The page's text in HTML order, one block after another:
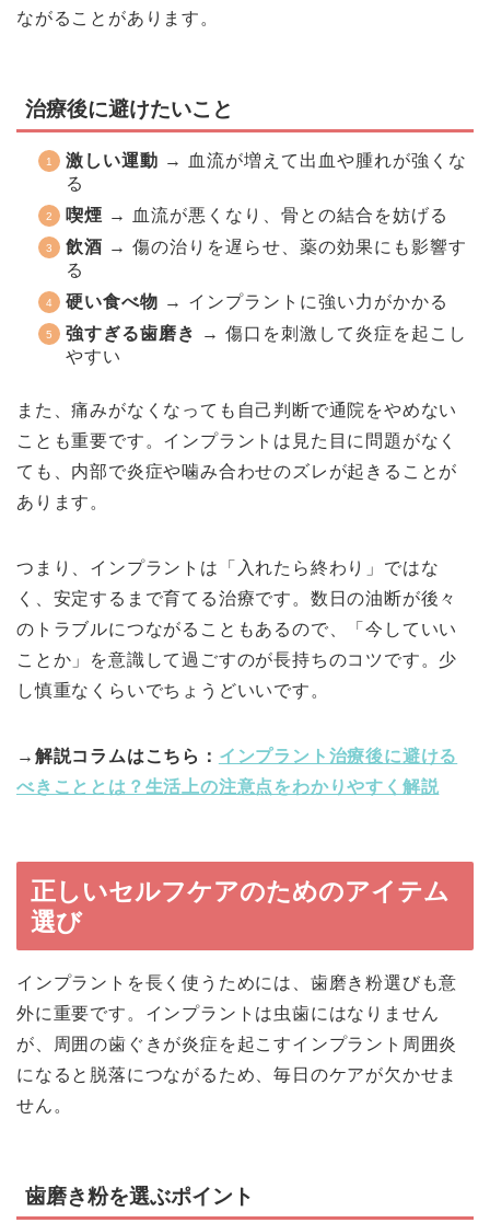
ながることがあります。
治療後に避けたいこと
激しい運動 → 血流が増えて出血や腫れが強くな
る
喫煙 → 血流が悪くなり、骨との結合を妨げる
飲酒 → 傷の治りを遅らせ、薬の効果にも影響す
る
硬い食べ物 → インプラントに強い力がかかる
強すぎる歯磨き
→ 傷口を刺激して炎症を起こし
やすい
また、痛みがなくなっても自己判断で通院をやめない
ことも重要です。インプラントは見た目に問題がなく
ても、内部で炎症や噛み合わせのズレが起きることが
あります。
つまり、インプラントは「入れたら終わり」ではな
く、安定するまで育てる治療です。数日の油断が後々
のトラブルにつながることもあるので、「今していい
ことか」を意識して過ごすのが長持ちのコツです。少
し慎重なくらいでちょうどいいです。
→解説コラムはこちら： インプラント治療後に避ける
べきこととは？生活上の注意点をわかりやすく解説
正しいセルフケアのためのアイテム
選び
インプラントを長く使うためには、歯磨き粉選びも意
外に重要です。インプラントは虫歯にはなりません
が、周囲の歯ぐきが炎症を起こすインプラント周囲炎
になると脱落につながるため、毎日のケアが欠かせま
せん。
歯磨き粉を選ぶポイント